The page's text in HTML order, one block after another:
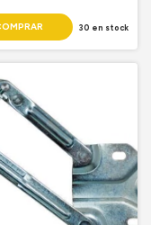
30 en stock